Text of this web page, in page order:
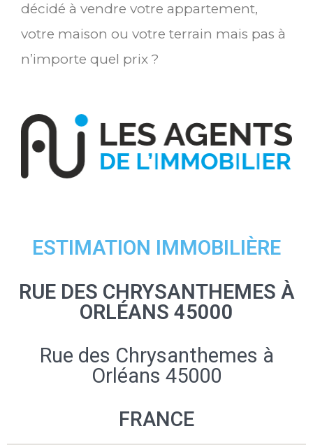
décidé à vendre votre appartement,
votre maison ou votre terrain mais pas à
n’importe quel prix ?
ESTIMATION IMMOBILIÈRE
RUE DES CHRYSANTHEMES À
ORLÉANS 45000
Rue des Chrysanthemes à
Orléans 45000
FRANCE